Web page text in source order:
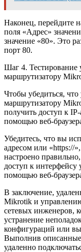
Наконец, перейдите
поля «Адрес»
значение «80». Это
порт 80.
Шаг 4. Тестирование
маршрутизатору
Чтобы убедиться,
маршрутизатору
получить доступ к
помощью веб-
Убедитесь, что вы
адресом или «https://
настроено
доступ к
помощью веб-
В заключение,
Mikrotik и
сетевых инженеров,
устранение
конфигураций или
Выполнив
удаленно